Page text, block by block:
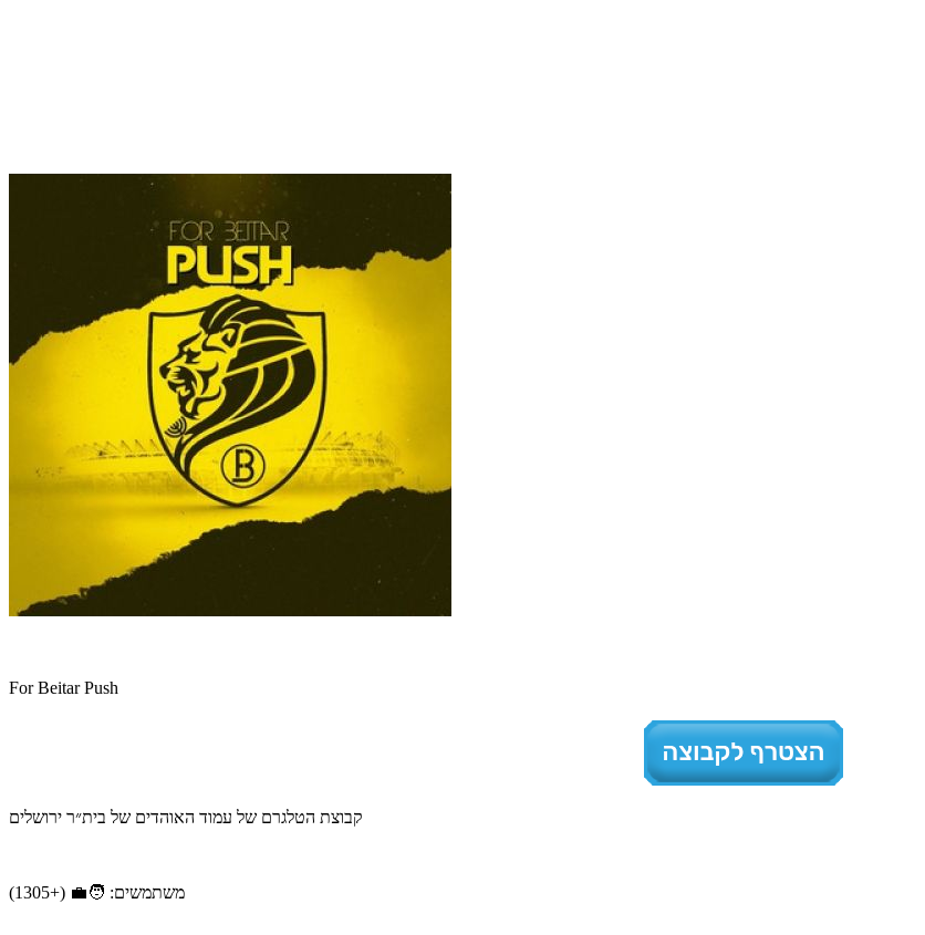
For Beitar Push
קבוצת הטלגרם של עמוד האוהדים של בית״ר ירושלים
משתמשים: 🧑‍💼 (+1305)